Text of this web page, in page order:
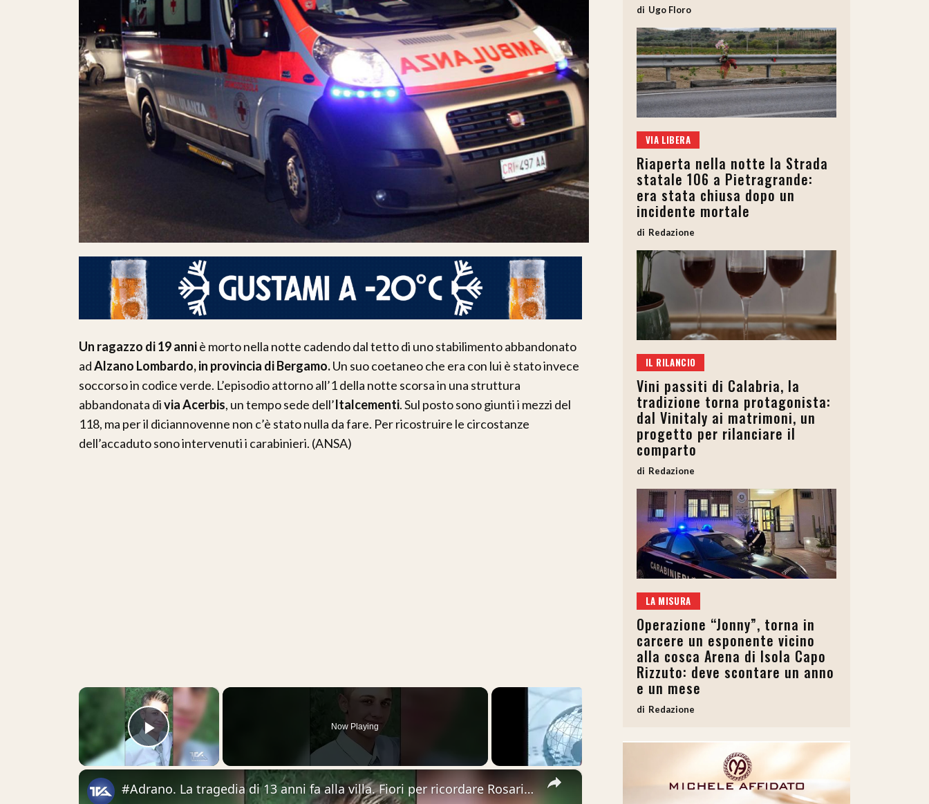
Un ragazzo di 19 anniè morto nella notte cadendo dal tetto di uno stabilimento abbandonato
adAlzano Lombardo, in provincia di Bergamo.Un suo coetaneo che era con lui è stato invece
soccorso in codice verde. L’episodio attorno all’1 della notte scorsa in una struttura
abbandonata divia Acerbis, un tempo sede dell’Italcementi. Sul posto sono giunti i mezzi del
118, ma per il diciannovenne non c’è stato nulla da fare. Per ricostruire le circostanze
dell’accaduto sono intervenuti i carabinieri. (ANSA)
×
Play Video
Now Playing
×
#Adrano. La tragedia di 13 anni fa alla villa. Fiori per ricordare Rosario Ranno, il ragazzo perbene
Ugo Floro
VIA LIBERA
Riaperta nella notte la Strada
statale 106 a Pietragrande:
era stata chiusa dopo un
incidente mortale
Redazione
IL RILANCIO
Vini passiti di Calabria, la
tradizione torna protagonista:
dal Vinitaly ai matrimoni, un
progetto per rilanciare il
comparto
Redazione
LA MISURA
Operazione “Jonny”, torna in
carcere un esponente vicino
alla cosca Arena di Isola Capo
Rizzuto: deve scontare un anno
e un mese
Redazione